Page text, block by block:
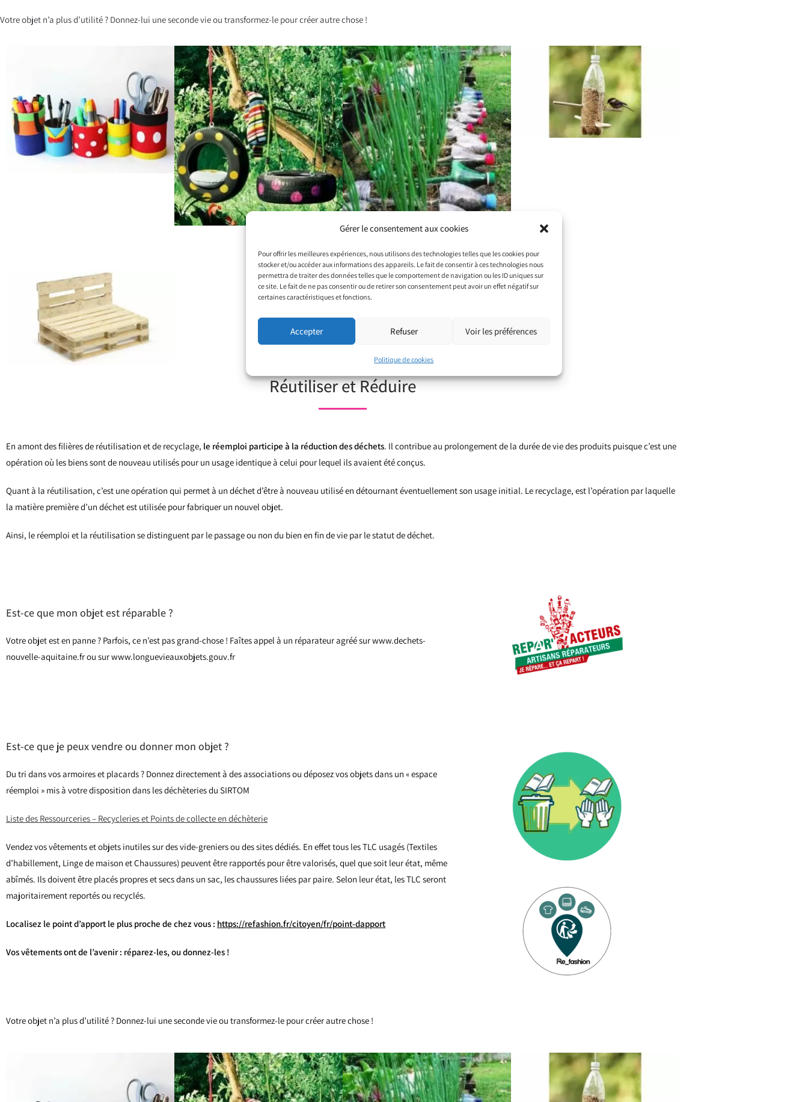
Gérer le consentement aux cookies
Pour offrir les meilleures expériences, nous utilisons des technologies telles que les cookies pour
stocker et/ou accéder aux informations des appareils. Le fait de consentir à ces technologies nous
permettra de traiter des données telles que le comportement de navigation ou les ID uniques sur
ce site. Le fait de ne pas consentir ou de retirer son consentement peut avoir un effet négatif sur
certaines caractéristiques et fonctions.
Accepter Refuser Voir les préférences
Politique de cookies
Votre objet n’a plus d’utilité ? Donnez-lui une seconde vie ou transformez-le pour créer autre chose !
Réutiliser et Réduire
En amont des filières de réutilisation et de recyclage, le réemploi participe à la réduction des déchets. Il contribue au prolongement de la durée de vie des produits puisque c’est une
opération où les biens sont de nouveau utilisés pour un usage identique à celui pour lequel ils avaient été conçus.
Quant à la réutilisation, c’est une opération qui permet à un déchet d’être à nouveau utilisé en détournant éventuellement son usage initial. Le recyclage, est l’opération par laquelle
la matière première d’un déchet est utilisée pour fabriquer un nouvel objet.
Ainsi, le réemploi et la réutilisation se distinguent par le passage ou non du bien en fin de vie par le statut de déchet.
Est-ce que mon objet est réparable ?
Votre objet est en panne ? Parfois, ce n’est pas grand-chose ! Faîtes appel à un réparateur agréé sur www.dechets-
nouvelle-aquitaine.fr ou sur www.longuevieauxobjets.gouv.fr
Est-ce que je peux vendre ou donner mon objet ?
Du tri dans vos armoires et placards ? Donnez directement à des associations ou déposez vos objets dans un « espace
réemploi » mis à votre disposition dans les déchèteries du SIRTOM
Liste des Ressourceries – Recycleries et Points de collecte en déchèterie
Vendez vos vêtements et objets inutiles sur des vide-greniers ou des sites dédiés. En effet tous les TLC usagés (Textiles
d’habillement, Linge de maison et Chaussures) peuvent être rapportés pour être valorisés, quel que soit leur état, même
abîmés. Ils doivent être placés propres et secs dans un sac, les chaussures liées par paire. Selon leur état, les TLC seront
majoritairement reportés ou recyclés.
Localisez le point d’apport le plus proche de chez vous : https://refashion.fr/citoyen/fr/point-dapport
Vos vêtements ont de l’avenir : réparez-les, ou donnez-les !
Votre objet n’a plus d’utilité ? Donnez-lui une seconde vie ou transformez-le pour créer autre chose !